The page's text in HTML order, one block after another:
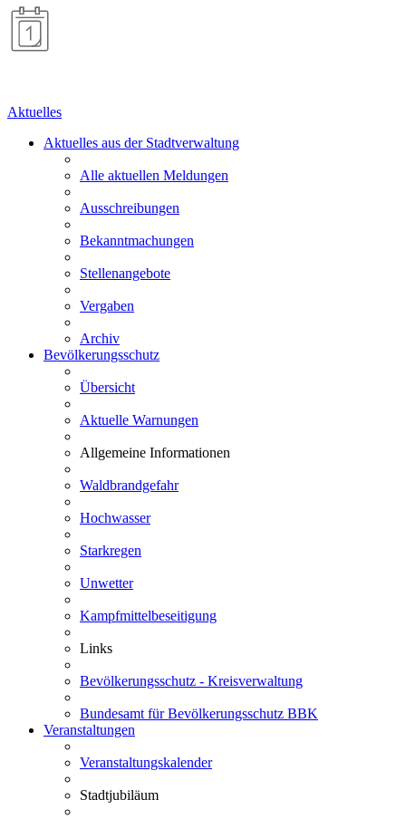
Aktuelles
Aktuelles aus der Stadtverwaltung
Alle aktuellen Meldungen
Ausschreibungen
Bekanntmachungen
Stellenangebote
Vergaben
Archiv
Bevölkerungsschutz
Übersicht
Aktuelle Warnungen
Allgemeine Informationen
Waldbrandgefahr
Hochwasser
Starkregen
Unwetter
Kampfmittelbeseitigung
Links
Bevölkerungsschutz - Kreisverwaltung
Bundesamt für Bevölkerungsschutz BBK
Veranstaltungen
Veranstaltungskalender
Stadtjubiläum